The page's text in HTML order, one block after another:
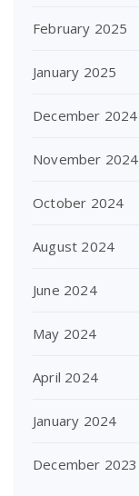
February 2025
January 2025
December 2024
November 2024
October 2024
August 2024
June 2024
May 2024
April 2024
January 2024
December 2023